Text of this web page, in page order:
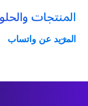
المنتجات
المزيد عن واتساب